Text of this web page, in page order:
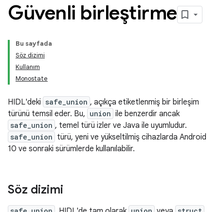
Güvenli birleştirme
Bu sayfada
Söz dizimi
Kullanım
Monostate
HIDL'deki safe_union , açıkça etiketlenmiş bir birleşim
türünü temsil eder. Bu, union ile benzerdir ancak
safe_union , temel türü izler ve Java ile uyumludur.
safe_union türü, yeni ve yükseltilmiş cihazlarda Android
10 ve sonraki sürümlerde kullanılabilir.
Söz dizimi